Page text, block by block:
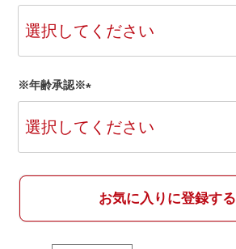
必
※年齢承認※
必
お気に入りに登録する